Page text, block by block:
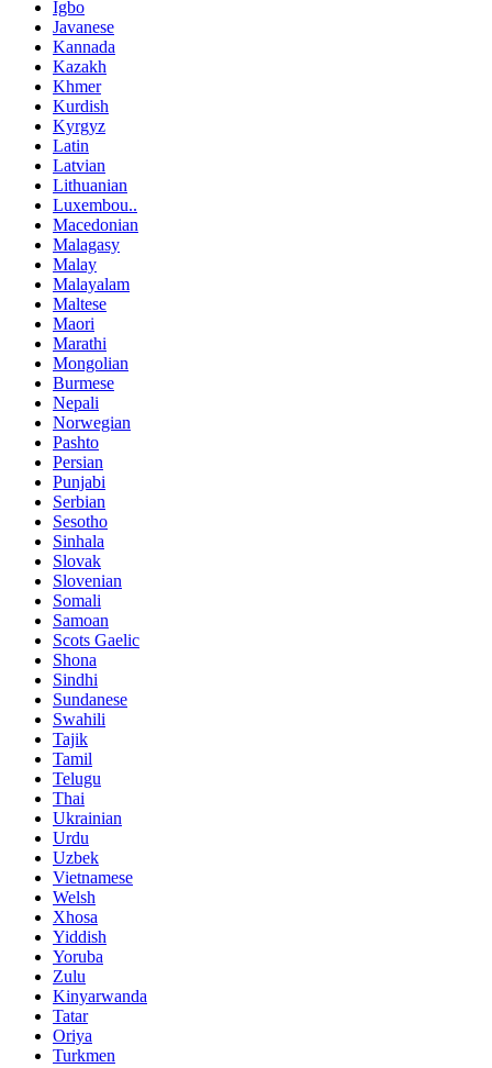
Igbo
Javanese
Kannada
Kazakh
Khmer
Kurdish
Kyrgyz
Latin
Latvian
Lithuanian
Luxembou..
Macedonian
Malagasy
Malay
Malayalam
Maltese
Maori
Marathi
Mongolian
Burmese
Nepali
Norwegian
Pashto
Persian
Punjabi
Serbian
Sesotho
Sinhala
Slovak
Slovenian
Somali
Samoan
Scots Gaelic
Shona
Sindhi
Sundanese
Swahili
Tajik
Tamil
Telugu
Thai
Ukrainian
Urdu
Uzbek
Vietnamese
Welsh
Xhosa
Yiddish
Yoruba
Zulu
Kinyarwanda
Tatar
Oriya
Turkmen